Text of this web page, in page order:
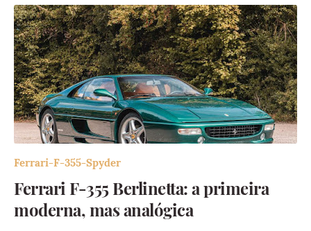
Ferrari-F-355-Spyder
Ferrari F-355 Berlinetta: a primeira
moderna, mas analógica